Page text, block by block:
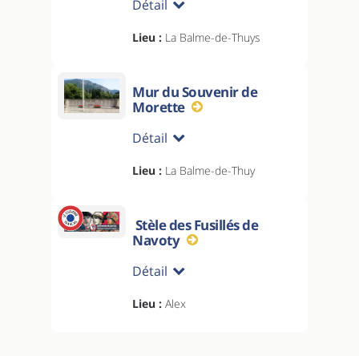
Détail
Lieu : La Balme-de-Thuys
Mur du Souvenir de
Morette
Détail
Lieu : La Balme-de-Thuy
Stèle des Fusillés de
Navoty
Détail
Lieu : Alex